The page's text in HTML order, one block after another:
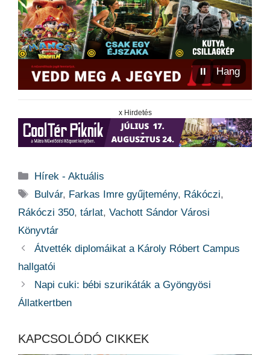
⏸ Hang
x Hirdetés
Kategória
Hírek - Aktuális
Címkék
Bulvár, Farkas Imre gyűjtemény, Rákóczi,
Rákóczi 350, tárlat, Vachott Sándor Városi
Könyvtár
Átvették diplomáikat a Károly Róbert Campus
hallgatói
Napi cuki: bébi szurikáták a Gyöngyösi
Állatkertben
KAPCSOLÓDÓ CIKKEK